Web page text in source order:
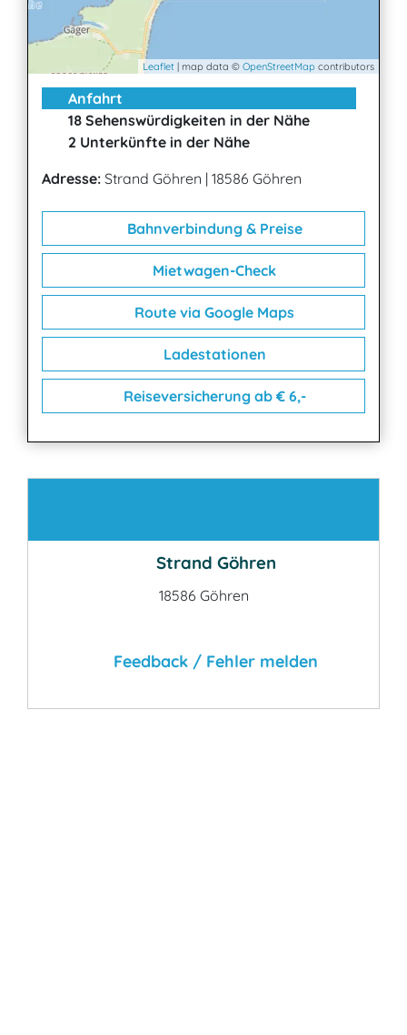
Leaflet | map data © OpenStreetMap contributors
Anfahrt
18 Sehenswürdigkeiten in der Nähe
2 Unterkünfte in der Nähe
Adresse: Strand Göhren | 18586 Göhren
Bahnverbindung & Preise
Mietwagen-Check
Route via Google Maps
Ladestationen
Reiseversicherung ab € 6,-
Strand Göhren
18586 Göhren
Feedback / Fehler melden